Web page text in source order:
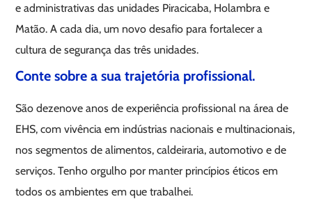
e administrativas das unidades Piracicaba, Holambra e
Matão. A cada dia, um novo desafio para fortalecer a
cultura de segurança das três unidades.
Conte sobre a sua trajetória profissional.
São dezenove anos de experiência profissional na área de
EHS, com vivência em indústrias nacionais e multinacionais,
nos segmentos de alimentos, caldeiraria, automotivo e de
serviços. Tenho orgulho por manter princípios éticos em
todos os ambientes em que trabalhei.